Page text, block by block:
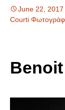
June 22, 2017
Courti